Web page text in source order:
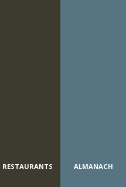
RESTAURANTS ALMANACH